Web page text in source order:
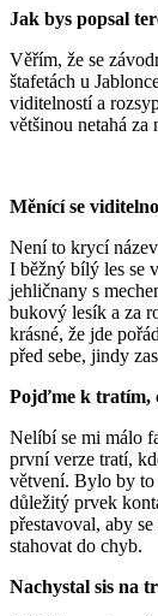
Jak bys popsal
Věřím, že se
štafetách u
viditelností a
většinou netahá za
Měnící se
Není to krycí
I běžný bílý les se
jehličnany s
bukový lesík a za
krásné, že jde
před sebe, jindy
Pojďme k tratím,
Nelíbí se mi málo
první verze tratí,
větvení. Bylo by to
důležitý prvek
přestavoval, aby
stahovat do chyb.
Nachystal sis na